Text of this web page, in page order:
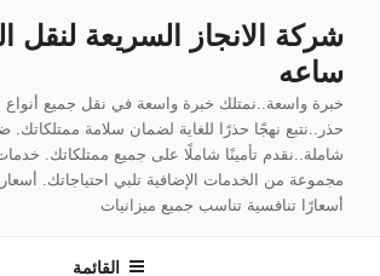
المحتوىساعه
خبرة واسعة..نمتلك خبرة واسعة في نقل جميع أنواع
حذر..نتبع نهجًا حذرًا للغاية لضمان سلامة ممتلكاتك.
شاملة..نقدم تأمينًا شاملًا على جميع ممتلكاتك.
مجموعة من الخدمات الإضافية تلبي احتياجاتك.
أسعارًا تنافسية تناسب جميع ميزانيات
القائمة